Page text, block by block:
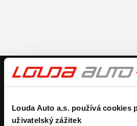
Louda Auto a.s. používá cookies
uživatelský zážitek
V případě dotazů volejte číslo
+420 325 400 400
nebo nám napište na e-mail